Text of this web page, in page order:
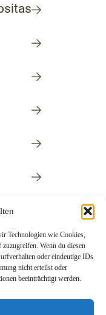
Technologien wie Cookies,
Wenn du diesen
oder eindeutige IDs
nicht erteilst oder
beeinträchtigt werden.